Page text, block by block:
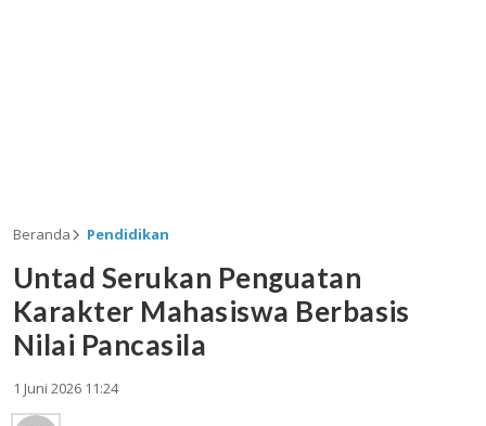
Beranda Pendidikan
Untad Serukan Penguatan
Karakter Mahasiswa Berbasis
Nilai Pancasila
1 Juni 2026 11:24